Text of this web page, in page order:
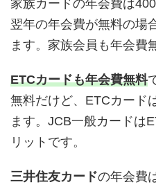
家族カードの年会費は
翌年の年会費が無料の場
ます。家族会員も年会費
ETCカードも年会費無料
無料だけど、ETCカード
ます。JCB一般カードは
リットです。
三井住友カードの年会費